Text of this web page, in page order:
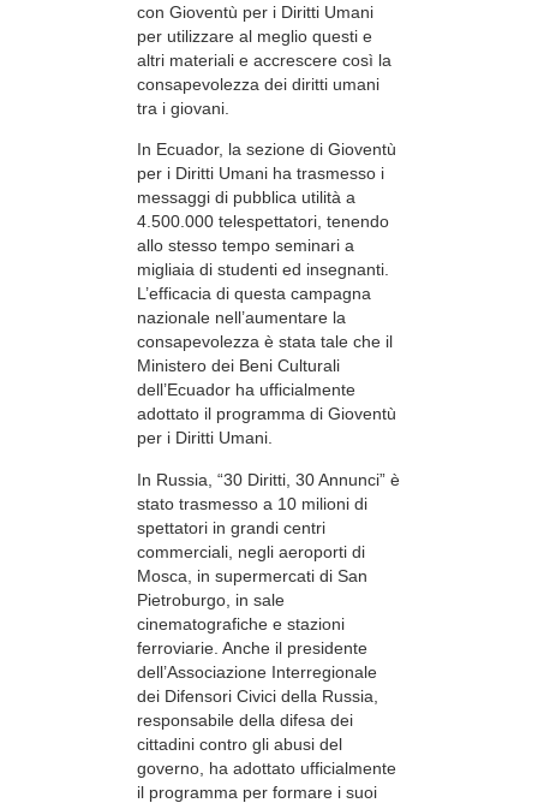
con Gioventù per i Diritti Umani
per utilizzare al meglio questi e
altri materiali e accrescere così la
consapevolezza dei diritti umani
tra i giovani.
In Ecuador, la sezione di Gioventù
per i Diritti Umani ha trasmesso i
messaggi di pubblica utilità a
4.500.000 telespettatori, tenendo
allo stesso tempo seminari a
migliaia di studenti ed insegnanti.
L’efficacia di questa campagna
nazionale nell’aumentare la
consapevolezza è stata tale che il
Ministero dei Beni Culturali
dell’Ecuador ha ufficialmente
adottato il programma di Gioventù
per i Diritti Umani.
In Russia, “30 Diritti, 30 Annunci” è
stato trasmesso a 10 milioni di
spettatori in grandi centri
commerciali, negli aeroporti di
Mosca, in supermercati di San
Pietroburgo, in sale
cinematografiche e stazioni
ferroviarie. Anche il presidente
dell’Associazione Interregionale
dei Difensori Civici della Russia,
responsabile della difesa dei
cittadini contro gli abusi del
governo, ha adottato ufficialmente
il programma per formare i suoi